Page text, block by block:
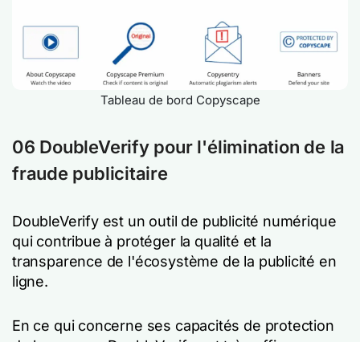
Tableau de bord Copyscape
06 DoubleVerify pour l'élimination de la
fraude publicitaire
DoubleVerify est un outil de publicité numérique
qui contribue à protéger la qualité et la
transparence de l'écosystème de la publicité en
ligne.
En ce qui concerne ses capacités de protection